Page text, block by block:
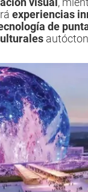
experiencias
de